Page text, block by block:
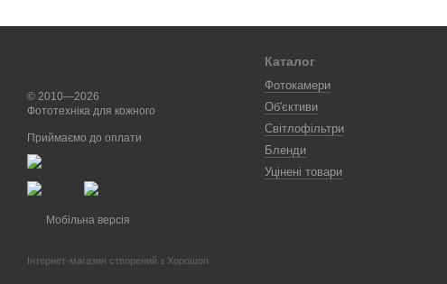
© 2010—2026
Фототехніка для кожного
Приймаємо до оплати
Мобільна версія
Інтернет-магазин створений з Хорошоп
Каталог
Фотокамери
Об'єктиви
Світлофільтри
Бленди
Уцінені товари